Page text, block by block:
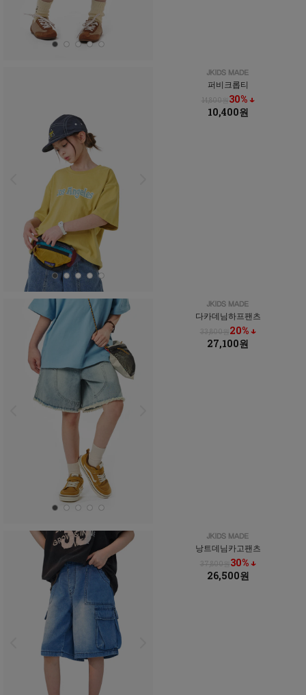
퍼비크롭티
14,800원30% ↓
10,400원
다카데님하프팬츠
33,800원 20% ↓
27,100원
낭트데님카고팬츠
37,800원30% ↓
26,500원